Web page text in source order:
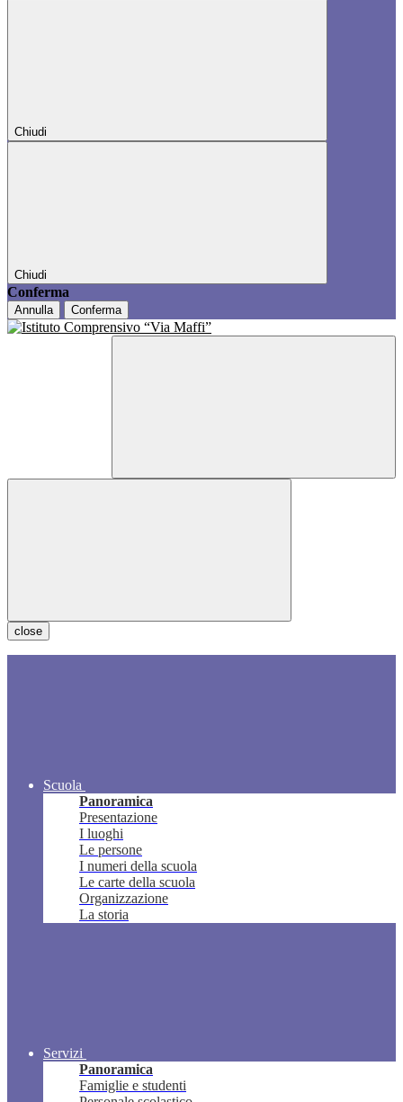
Chiudi
Chiudi
Conferma
Annulla Conferma
close
Scuola
Panoramica
Presentazione
I luoghi
Le persone
I numeri della scuola
Le carte della scuola
Organizzazione
La storia
Servizi
Panoramica
Famiglie e studenti